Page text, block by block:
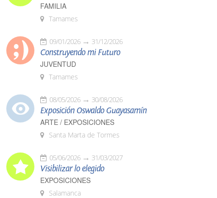
FAMILIA
Tamames
09/01/2026 31/12/2026
Construyendo mi Futuro
JUVENTUD
Tamames
08/05/2026 30/08/2026
Exposición Oswaldo Guayasamín
ARTE / EXPOSICIONES
Santa Marta de Tormes
05/06/2026 31/03/2027
Visibilizar lo elegido
EXPOSICIONES
Salamanca